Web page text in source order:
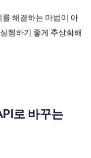
해결하는 마법이 아
행하기 좋게 추상화해
로 바꾸는